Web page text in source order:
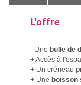
L'offre
- Une bulle de
+ Accès à
+ Un créneau
+ Une boisson